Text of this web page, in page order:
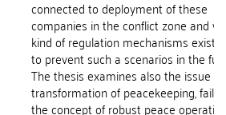
connected to deployment of these
companies in the conflict zone and
kind of regulation mechanisms exist
to prevent such a scenarios in the
The thesis examines also the issue
transformation of peacekeeping,
the concept of robust peace